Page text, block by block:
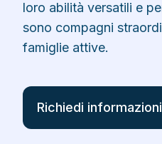
loro abilità versatili e
sono compagni
famiglie attive.
Richiedi informazioni